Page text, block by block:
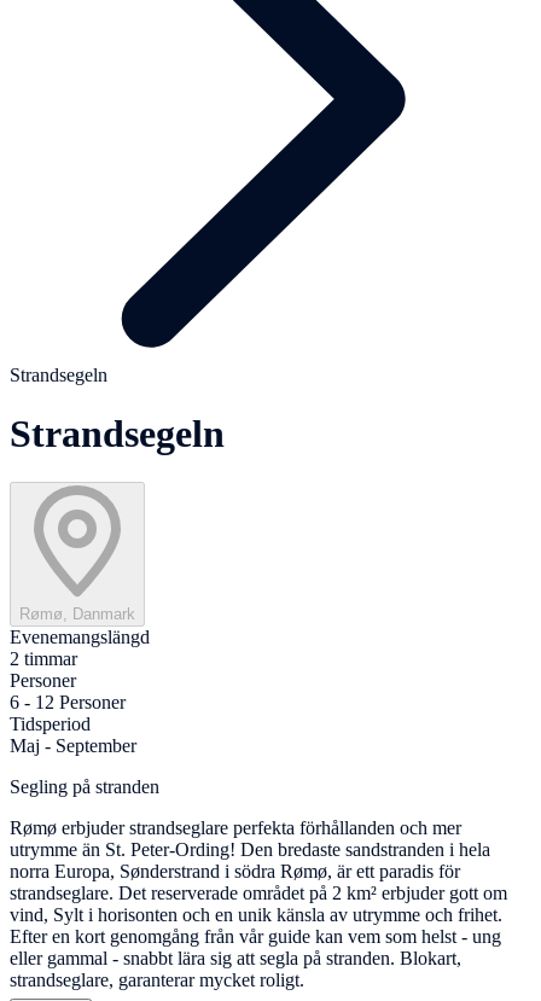
Strandsegeln
Strandsegeln
Rømø, Danmark
Evenemangslängd
2 timmar
Personer
6 - 12 Personer
Tidsperiod
Maj - September
Segling på stranden
Rømø erbjuder strandseglare perfekta förhållanden och mer
utrymme än St. Peter-Ording! Den bredaste sandstranden i hela
norra Europa, Sønderstrand i södra Rømø, är ett paradis för
strandseglare. Det reserverade området på 2 km² erbjuder gott om
vind, Sylt i horisonten och en unik känsla av utrymme och frihet.
Efter en kort genomgång från vår guide kan vem som helst - ung
eller gammal - snabbt lära sig att segla på stranden. Blokart,
strandseglare, garanterar mycket roligt.